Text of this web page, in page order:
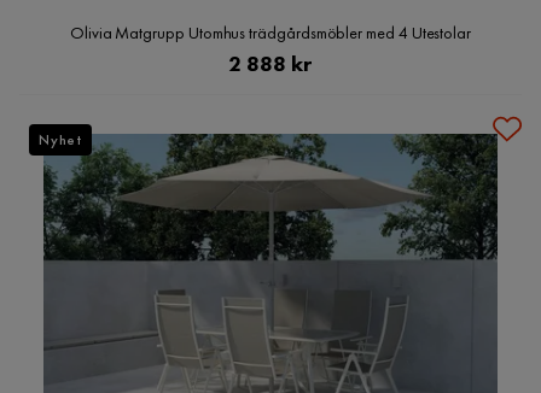
Olivia Matgrupp Utomhus trädgårdsmöbler med 4 Utestolar
Pris
2 888 kr
Nyhet